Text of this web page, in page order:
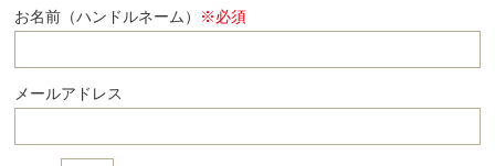
お名前（ハンドルネーム） ※必須
メールアドレス